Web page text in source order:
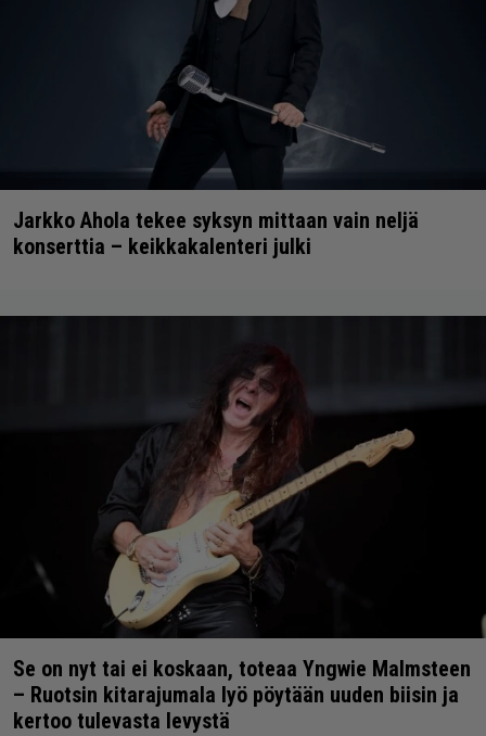
Jarkko Ahola tekee syksyn mittaan vain neljä
konserttia – keikkakalenteri julki
Se on nyt tai ei koskaan, toteaa Yngwie Malmsteen
– Ruotsin kitarajumala lyö pöytään uuden biisin ja
kertoo tulevasta levystä